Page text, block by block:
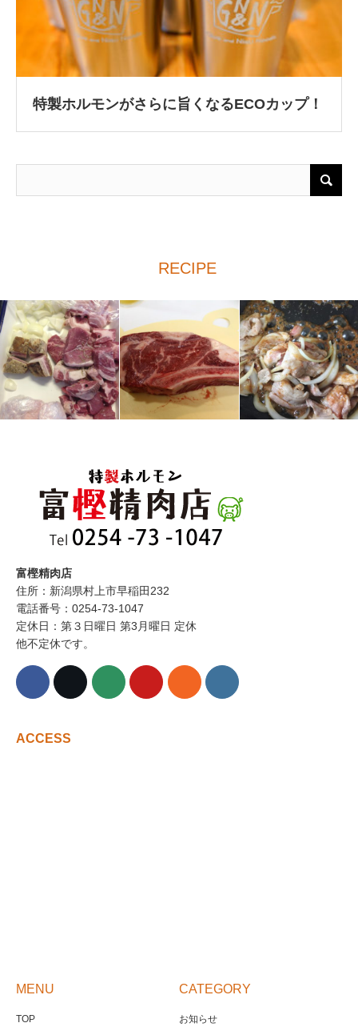
特製ホルモンがさらに旨くなるECOカップ！
RECIPE
富樫精肉店
住所：新潟県村上市早稲田232
電話番号：0254-73-1047
定休日：第３日曜日 第3月曜日 定休
他不定休です。
ACCESS
MENU
TOP
CATEGORY
お知らせ